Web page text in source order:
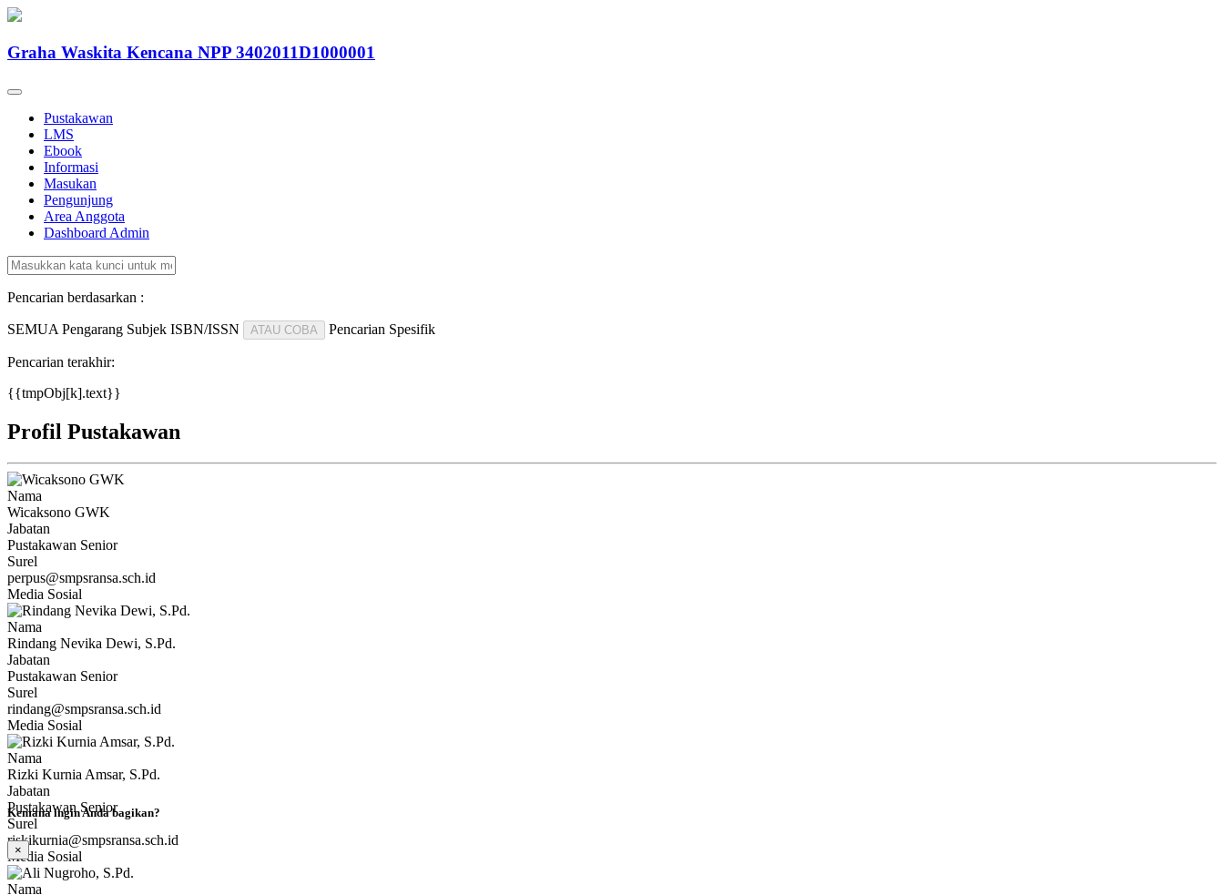
Graha Waskita Kencana NPP 3402011D1000001
Pustakawan
LMS
Ebook
Informasi
Masukan
Pengunjung
Area Anggota
Dashboard Admin
Pencarian berdasarkan :
SEMUA Pengarang Subjek ISBN/ISSN ATAU COBA Pencarian Spesifik
Pencarian terakhir:
{{tmpObj[k].text}}
Profil Pustakawan
Nama
Wicaksono GWK
Jabatan
Pustakawan Senior
Surel
perpus@smpsransa.sch.id
Media Sosial
Nama
Rindang Nevika Dewi, S.Pd.
Jabatan
Pustakawan Senior
Surel
rindang@smpsransa.sch.id
Media Sosial
Nama
Rizki Kurnia Amsar, S.Pd.
Jabatan
Pustakawan Senior
Surel
riskikurnia@smpsransa.sch.id
Media Sosial
Nama
Kemana ingin Anda bagikan?
×